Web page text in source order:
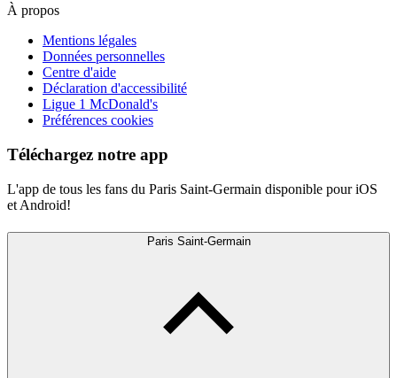
À propos
Mentions légales
Données personnelles
Centre d'aide
Déclaration d'accessibilité
Ligue 1 McDonald's
Préférences cookies
Téléchargez notre app
L'app de tous les fans du Paris Saint-Germain disponible pour iOS
et Android!
Paris Saint-Germain